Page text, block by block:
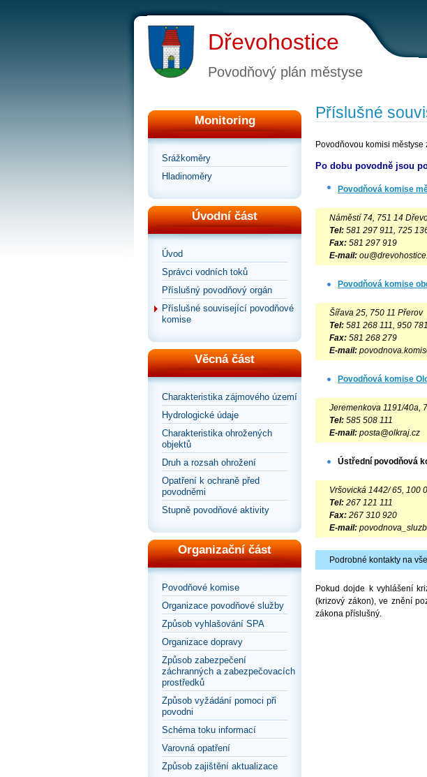
Dřevohostice
Povodňový plán městyse
Monitoring
Srážkoměry
Hladinoměry
Úvodní část
Úvod
Správci vodních toků
Příslušný povodňový orgán
Příslušné související povodňové
komise
Věcná část
Charakteristika zájmového území
Hydrologické údaje
Charakteristika ohrožených
objektů
Druh a rozsah ohrožení
Opatření k ochraně před
povodněmi
Stupně povodňové aktivity
Organizační část
Povodňové komise
Organizace povodňové služby
Způsob vyhlašování SPA
Organizace dopravy
Způsob zabezpečení
záchranných a zabezpečovacích
prostředků
Způsob vyžádání pomoci při
povodni
Schéma toku informací
Varovná opatření
Způsob zajištění aktualizace
Příslušné
Povodňovou komisi
Po dobu povodně jsou
Povodňová komise
Náměstí 74, 751 14
Tel: 581 297 911, 725
Fax: 581 297 919
E-mail:
Povodňová komise
Šířava 25, 750 11 Přerov
Tel: 581 268 111, 950
Fax: 581 268 279
E-mail:
Povodňová komise
Jeremenkova 1191/40a,
Tel: 585 508 111
E-mail: posta@olkraj.cz
Ústřední povodňová
Vršovická 1442/ 65, 100
Tel: 267 121 111
Fax: 267 310 920
E-mail:
Podrobné kontakty na
Pokud dojde k vyhlášení
(krizový zákon), ve znění
zákona příslušný.